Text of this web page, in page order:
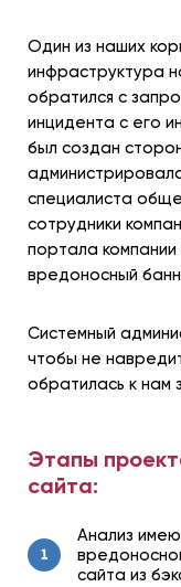
Один из наших
инфраструктура
обратился с
инцидента с его
был создан
специалиста
сотрудники
портала
вредоносный
Системный
чтобы не
обратилась к нам
Этапы
сайта:
1
Анализ
сайта из